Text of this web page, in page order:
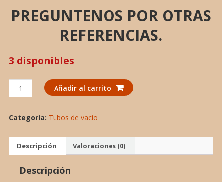
PREGUNTENOS POR OTRAS
REFERENCIAS.
3 disponibles
TUBO
AL
VACIO
10LB8
Añadir al carrito
Categoría: Tubos de vacío
Descripción Valoraciones (0)
Descripción